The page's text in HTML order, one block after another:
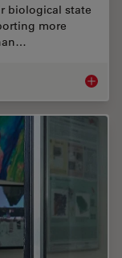
biological state
more
High-